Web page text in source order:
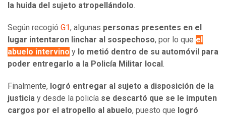
la huida del sujeto atropellándolo.
Según recogió G1, algunas personas presentes en el
lugar intentaron linchar al sospechoso, por lo que el
abuelo intervino y lo metió dentro de su automóvil para
poder entregarlo a la Policía Militar local .
Finalmente, logró entregar al sujeto a disposición de la
justicia y desde la policía se descartó que se le imputen
cargos por el atropello al abuelo, puesto que logró